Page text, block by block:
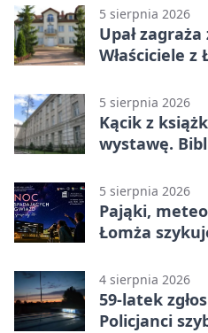
5 sierpnia 2026
Upał
Właściciele
5 sierpnia 2026
Kącik z
wystawę.
5 sierpnia 2026
Pająki,
Łomża
4 sierpnia 2026
59-latek
Policjanci